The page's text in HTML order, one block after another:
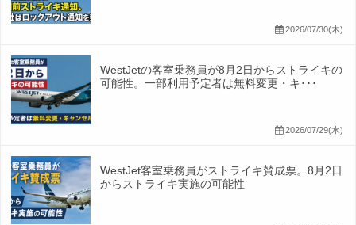
2026/07/30(木)
WestJetの客室乗務員が8月2日からストライキの
可能性。一部利用予定者は無料変更・キ･･･
2026/07/29(水)
WestJet客室乗務員がストライキ賛成票。8月2日
からストライキ実施の可能性